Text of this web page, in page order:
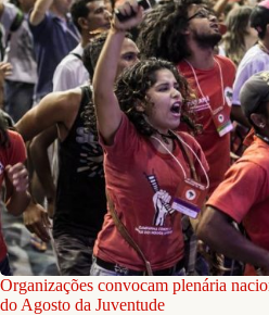
Organizações convocam plenária
do Agosto da Juventude